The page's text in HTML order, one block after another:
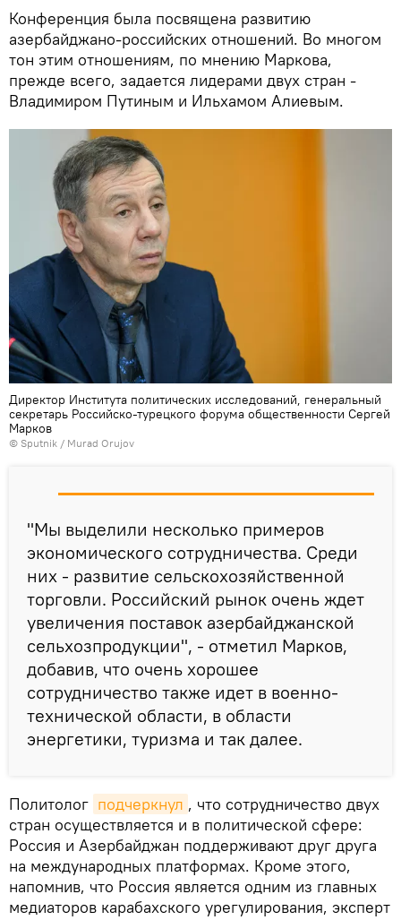
Конференция была посвящена развитию
азербайджано-российских отношений. Во многом
тон этим отношениям, по мнению Маркова,
прежде всего, задается лидерами двух стран -
Владимиром Путиным и Ильхамом Алиевым.
Директор Института политических исследований, генеральный
секретарь Российско-турецкого форума общественности Сергей
Марков
© Sputnik / Murad Orujov
"Мы выделили несколько примеров
экономического сотрудничества. Среди
них - развитие сельскохозяйственной
торговли. Российский рынок очень ждет
увеличения поставок азербайджанской
сельхозпродукции", - отметил Марков,
добавив, что очень хорошее
сотрудничество также идет в военно-
технической области, в области
энергетики, туризма и так далее.
Политолог подчеркнул , что сотрудничество двух
стран осуществляется и в политической сфере:
Россия и Азербайджан поддерживают друг друга
на международных платформах. Кроме этого,
напомнив, что Россия является одним из главных
медиаторов карабахского урегулирования, эксперт